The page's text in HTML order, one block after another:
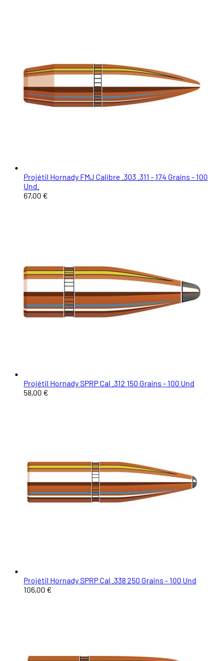
Projétil Hornady FMJ Calibre .303 .311 - 174 Grains - 100
Und.
67,00 €
Projétil Hornady SPRP Cal .312 150 Grains - 100 Und
58,00 €
Projétil Hornady SPRP Cal .338 250 Grains - 100 Und
106,00 €